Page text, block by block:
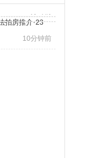
10分钟前
拍房推介·23
10分钟前